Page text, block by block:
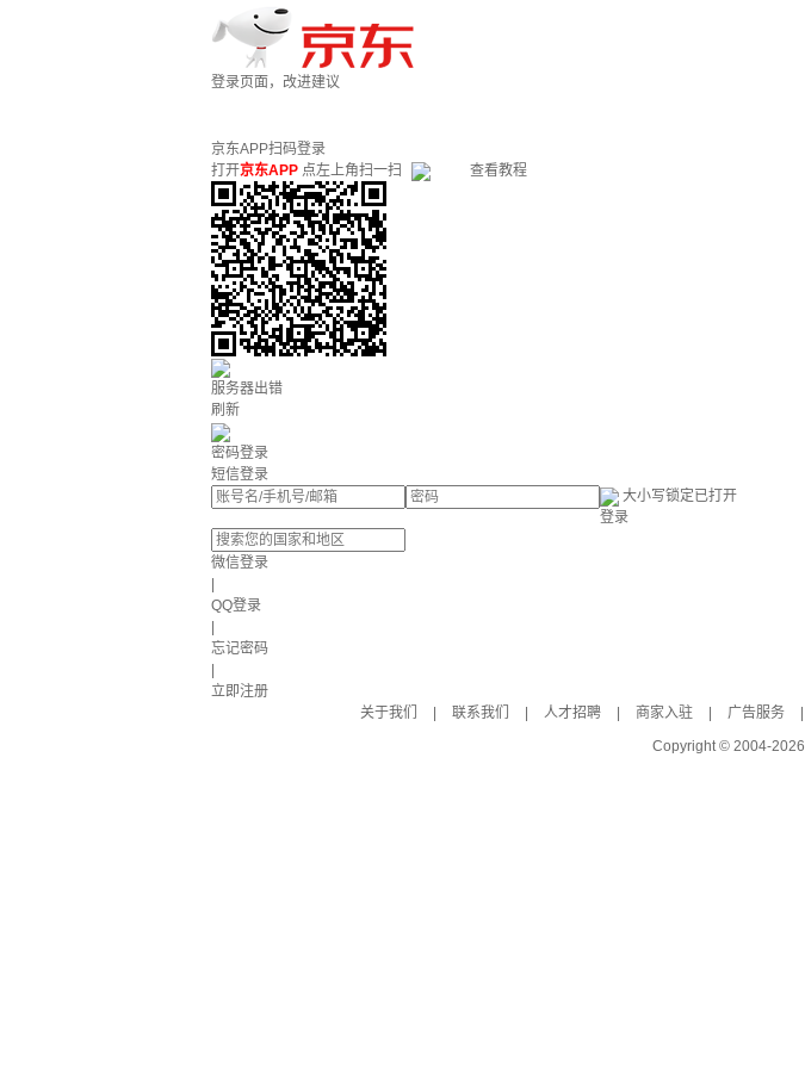
登录页面，改进建议
京东APP扫码登录
打开京东APP 点左上角扫一扫 查看教程
服务器出错
刷新
密码登录
短信登录
大小写锁定已打开
登录
微信登录
QQ登录
忘记密码
立即注册
关于我们
联系我们 人才招聘 商家入驻 广告服务
Copyright © 2004-2026